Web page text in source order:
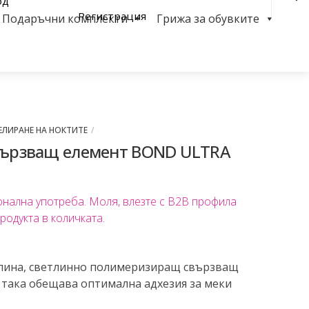
Регистрация
Подаръчни комплекти Грижа за обувките
НА НОКТИТЕ
елемент BOND ULTRA
употреба. Моля, влезте с B2B профила
в количката.
светлинно полимеризиращ свързващ
обещава оптимална адхезия за меки